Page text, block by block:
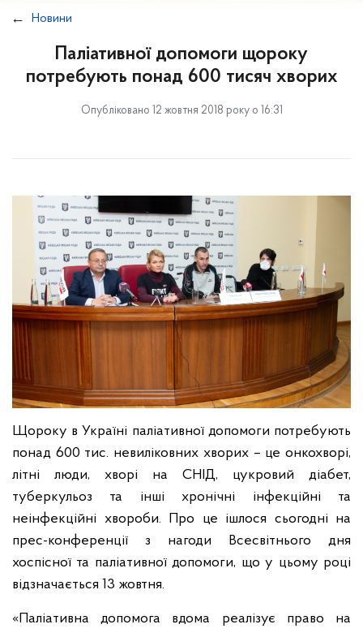
Новини
Паліативної допомоги щороку
потребують понад 600 тисяч хворих
Опубліковано 12 жовтня 2018 року о 16:31
Щороку в Україні паліативної допомоги потребують
понад 600 тис. невиліковних хворих – це онкохворі,
літні люди, хворі на СНІД, цукровий діабет,
туберкульоз та інші хронічні інфекційні та
неінфекційні хвороби. Про це ішлося сьогодні на
прес-конференції з нагоди Всесвітнього дня
хоспісної та паліативної допомоги, що у цьому році
відзначається 13 жовтня.
«Паліативна допомога вдома реалізує право на